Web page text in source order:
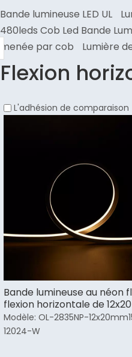
Bande lumineuse LED UL
480leds Cob Led Bande
menée par cob
Lumière
Flexion
L'adhésion de comparaison
Bande lumineuse au néon
flexion horizontale de
Modèle: OL-2835NP-
12024-W